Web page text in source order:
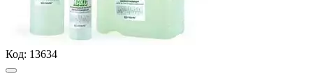
Код: 13634